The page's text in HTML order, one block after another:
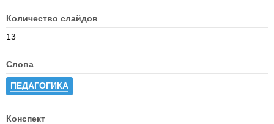
Количество слайдов
13
Слова
ПЕДАГОГИКА
Конспект